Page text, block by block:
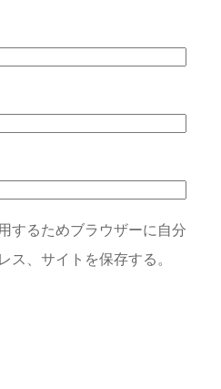
するためブラウザーに自分
ス、サイトを保存する。